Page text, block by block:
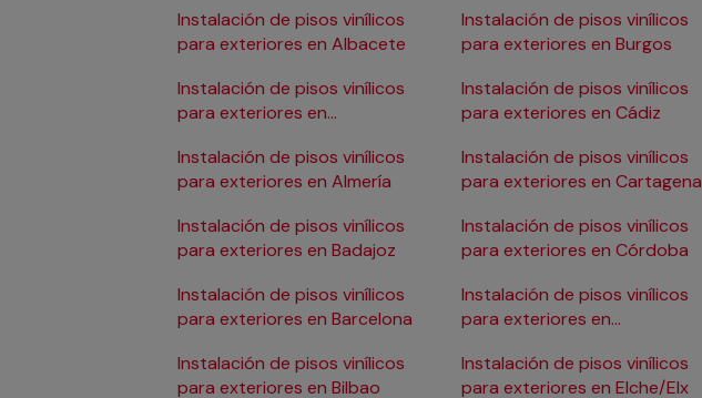
Instalación de pisos vinílicos
para exteriores en Albacete
Instalación de pisos vinílicos
para exteriores en
Instalación de pisos vinílicos
para exteriores en Almería
Instalación de pisos vinílicos
para exteriores en Badajoz
Instalación de pisos vinílicos
para exteriores en Barcelona
Instalación de pisos vinílicos
para exteriores en Bilbao
Instalación de pisos vinílicos
para exteriores en Burgos
Instalación de pisos vinílicos
para exteriores en Cádiz
Instalación de pisos vinílicos
para exteriores en Cartagena
Instalación de pisos vinílicos
para exteriores en Córdoba
Instalación de pisos vinílicos
para exteriores en
Instalación de pisos vinílicos
para exteriores en Elche/Elx